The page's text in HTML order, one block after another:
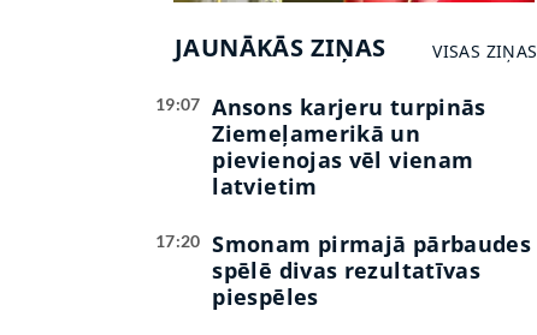
JAUNĀKĀS ZIŅAS VISAS ZIŅAS
19:07
Ansons karjeru turpinās
Ziemeļamerikā un
pievienojas vēl vienam
latvietim
17:20
Smonam pirmajā pārbaudes
spēlē divas rezultatīvas
piespēles